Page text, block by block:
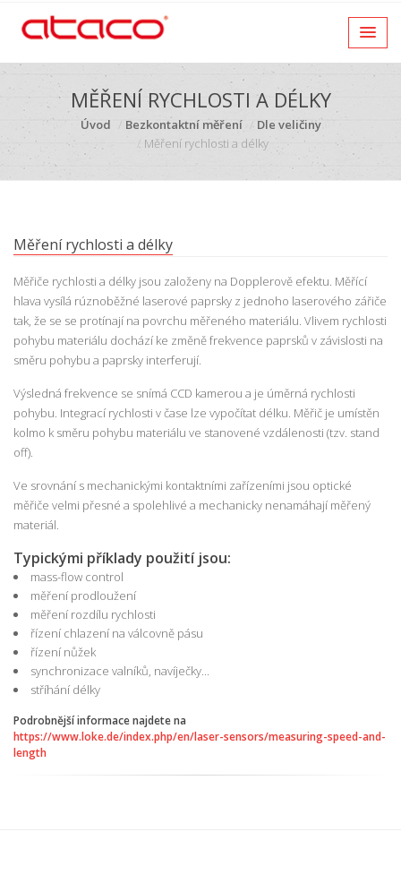
MĚŘENÍ RYCHLOSTI A DÉLKY
Úvod Bezkontaktní měření
Dle veličiny
Měření rychlosti a délky
Měření rychlosti a délky
Měřiče rychlosti a délky jsou založeny na Dopplerově efektu. Měřící
hlava vysílá rúznoběžné laserové paprsky z jednoho laserového zářiče
tak, že se se protínají na povrchu měřeného materiálu. Vlivem rychlosti
pohybu materiálu dochází ke změně frekvence paprsků v závislosti na
směru pohybu a paprsky interferují.
Výsledná frekvence se snímá CCD kamerou a je úměrná rychlosti
pohybu. Integrací rychlosti v čase lze vypočítat délku. Měřič je umístěn
kolmo k směru pohybu materiálu ve stanovené vzdálenosti (tzv. stand
off).
Ve srovnání s mechanickými kontaktními zařízeními jsou optické
měřiče velmi přesné a spolehlivé a mechanicky nenamáhají měřený
materiál.
Typickými příklady použití jsou:
mass-flow control
měření prodloužení
měření rozdílu rychlosti
řízení chlazení na válcovně pásu
řízení nůžek
synchronizace valníků, navíječky...
stříhání délky
Podrobnější informace najdete na
https://www.loke.de/index.php/en/laser-sensors/measuring-speed-and-
length